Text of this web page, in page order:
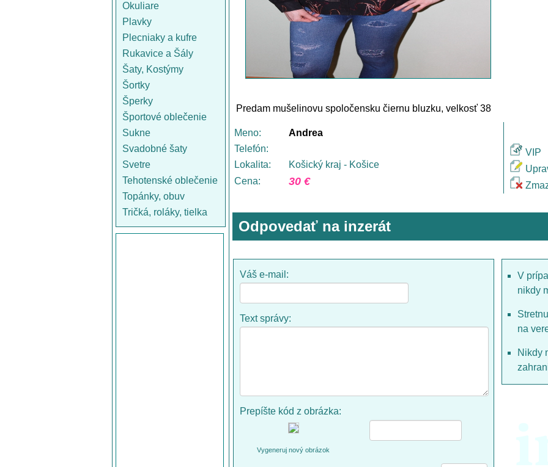
Okuliare
Plavky
Plecniaky a kufre
Rukavice a Šály
Šaty, Kostýmy
Šortky
Šperky
Športové oblečenie
Sukne
Svadobné šaty
Svetre
Tehotenské oblečenie
Topánky, obuv
Tričká, roláky, tielka
Predam mušelinovu spoločensku čiernu bluzku, velkosť 38
Meno:
Andrea
Telefón:
Lokalita:
Košický kraj - Košice
Cena:
30 €
VIP
Odpovedať na inzerát
Váš e-mail:
Text správy:
Prepíšte kód z obrázka:
Vygeneruj nový obrázok
V
nikdy
na
Nikdy